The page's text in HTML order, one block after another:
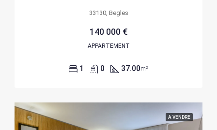
33130, Begles
140 000 €
APPARTEMENT
1 0 37.00m²
A VENDRE